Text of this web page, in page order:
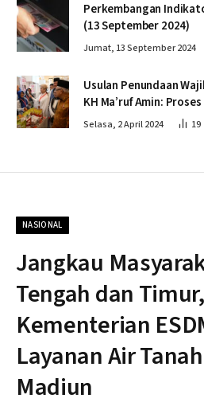
Perkembangan
(13 September 2024)
Jumat, 13 September 2024
Usulan Penundaan Wajib
KH Ma’ruf Amin:
Penahapan
Selasa, 2 April 2024 19
NASIONAL
Jangkau
Tengah dan Timur,
Kementerian
Layanan Air
Madiun